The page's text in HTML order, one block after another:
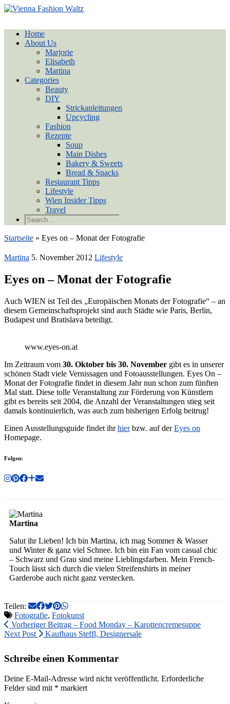
Home
About Us
Marjorie
Elisabeth
Martina
Categories
Beauty
DIY
Strickanleitungen
Upcycling
Fashion
Rezepte
Soup
Main Dishes
Bakery & Sweets
Bread & Snacks
Restaurant Tipps
Lifestyle
Wien Insider Tipps
Travel
Startseite » Eyes on – Monat der Fotografie
Martina 5. November 2012 Lifestyle
Eyes on – Monat der Fotografie
Auch WIEN ist Teil des „Europäischen Monats der Fotografie“ – an
diesem Gemeinschaftsprojekt sind auch Städte wie Paris, Berlin,
Budapest und Bratislava beteiligt.
www.eyes-on.at
Im Zeitraum vom 30. Oktober bis 30. November gibt es in unserer
schönen Stadt viele Vernissagen und Fotoausstellungen. Eyes On –
Monat der Fotografie findet in diesem Jahr nun schon zum fünften
Mal statt. Diese tolle Veranstaltung zur Förderung von Künstlern
gibt es bereits seit 2004, die Anzahl der Veranstaltungen stieg seit
damals kontinuierlich, was auch zum bisherigen Erfolg beitrug!
Einen Ausstellungsguide findet ihrhierbzw. auf derEyes on
Homepage.
Folgen:
Martina
Salut ihr Lieben! Ich bin Martina, ich mag Sommer & Wasser
und Winter & ganz viel Schnee. Ich bin ein Fan vom casual chic
– Schwarz und Grau sind meine Lieblingsfarben. Mein French-
Touch lässt sich durch die vielen Streifenshirts in meiner
Garderobe auch nicht ganz verstecken.
Teilen:
Fotografie, Fotokunst
Vorheriger Beitrag – Food Monday – Karottencremesuppe
Next Post
Kaufhaus Steffl, Designersale
Schreibe einen Kommentar
Deine E-Mail-Adresse wird nicht veröffentlicht. Erforderliche
Felder sind mit * markiert